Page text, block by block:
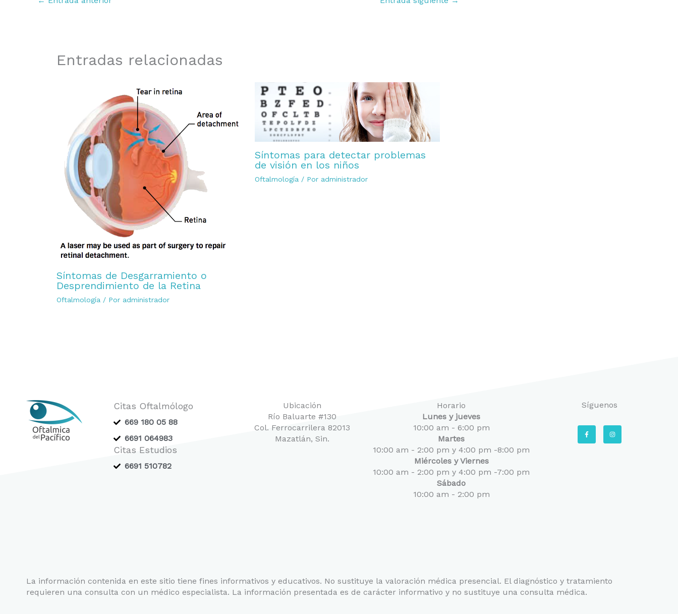
Entradas relacionadas
Síntomas de Desgarramiento o
Desprendimiento de la Retina
Oftalmología / Por administrador
Síntomas para detectar problemas
de visión en los niños
Oftalmología / Por administrador
Citas Oftalmólogo
669 180 05 88
6691 064983
Citas Estudios
6691 510782
Ubicación
Río Baluarte #130
Col. Ferrocarrilera 82013
Mazatlán, Sin.
Horario
Lunes y jueves
10:00 am - 6:00 pm
Martes
10:00 am - 2:00 pm y 4:00 pm -8:00 pm
Miércoles y Viernes
10:00 am - 2:00 pm y 4:00 pm -7:00 pm
Sábado
10:00 am - 2:00 pm
Síguenos
a
n
La información contenida en este sitio tiene fines informativos y educativos. No sustituye la valoración médica presencial. El diagnóstico y tratamiento
requieren una consulta con un médico especialista. La información presentada es de carácter informativo y no sustituye una consulta médica.